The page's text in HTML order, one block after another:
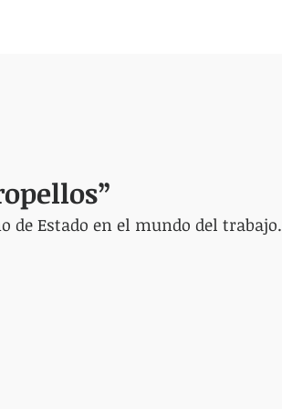
de Estado en el mundo del trabajo.